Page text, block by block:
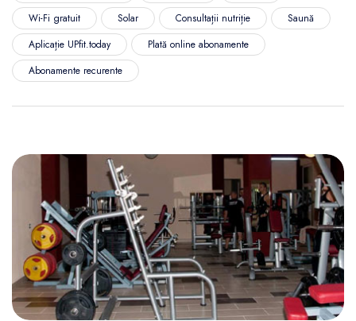
Wi-Fi gratuit
Solar Consultații nutriție
Saună
Aplicație UPfit.today
Plată online abonamente
Abonamente recurente